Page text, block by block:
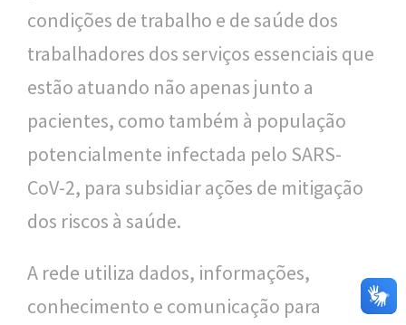
condições de trabalho e de saúde dos
trabalhadores dos serviços essenciais que
estão atuando não apenas junto a
pacientes, como também à população
potencialmente infectada pelo SARS-
CoV-2, para subsidiar ações de mitigação
dos riscos à saúde.
A rede utiliza dados, informações,
conhecimento e comunicação para